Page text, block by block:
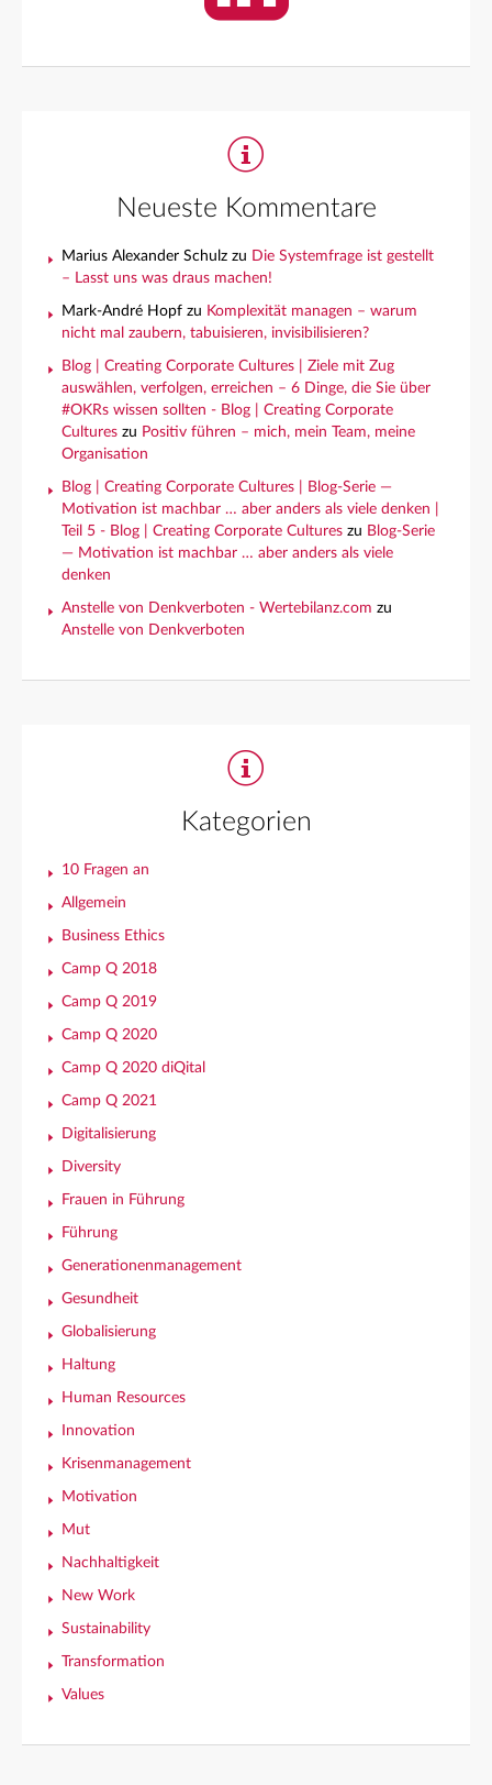
Neueste Kommentare
Marius Alexander Schulz zu Die Systemfrage ist gestellt
– Lasst uns was draus machen!
Mark-André Hopf zu Komplexität managen – warum
nicht mal zaubern, tabuisieren, invisibilisieren?
Blog | Creating Corporate Cultures | Ziele mit Zug
auswählen, verfolgen, erreichen – 6 Dinge, die Sie über
#OKRs wissen sollten - Blog | Creating Corporate
Cultures zu Positiv führen – mich, mein Team, meine
Organisation
Blog | Creating Corporate Cultures | Blog-Serie —
Motivation ist machbar … aber anders als viele denken |
Teil 5 - Blog | Creating Corporate Cultures zu Blog-Serie
— Motivation ist machbar … aber anders als viele
denken
Anstelle von Denkverboten - Wertebilanz.com zu
Anstelle von Denkverboten
Kategorien
10 Fragen an
Allgemein
Business Ethics
Camp Q 2018
Camp Q 2019
Camp Q 2020
Camp Q 2020 diQital
Camp Q 2021
Digitalisierung
Diversity
Frauen in Führung
Führung
Generationenmanagement
Gesundheit
Globalisierung
Haltung
Human Resources
Innovation
Krisenmanagement
Motivation
Mut
Nachhaltigkeit
New Work
Sustainability
Transformation
Values